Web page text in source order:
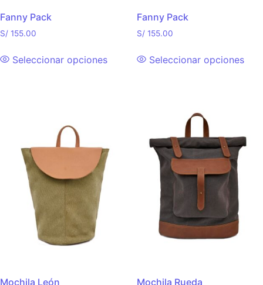
Fanny Pack
S/ 155.00
Seleccionar opciones
Fanny Pack
S/155.00
Seleccionar opciones
Mochila León Mochila Rueda